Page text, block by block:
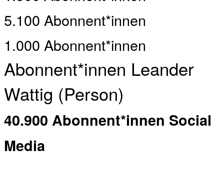
5.100 Abonnent*innen
1.000 Abonnent*innen
Abonnent*innen Leander
Wattig (Person)
40.900 Abonnent*innen Social
Media